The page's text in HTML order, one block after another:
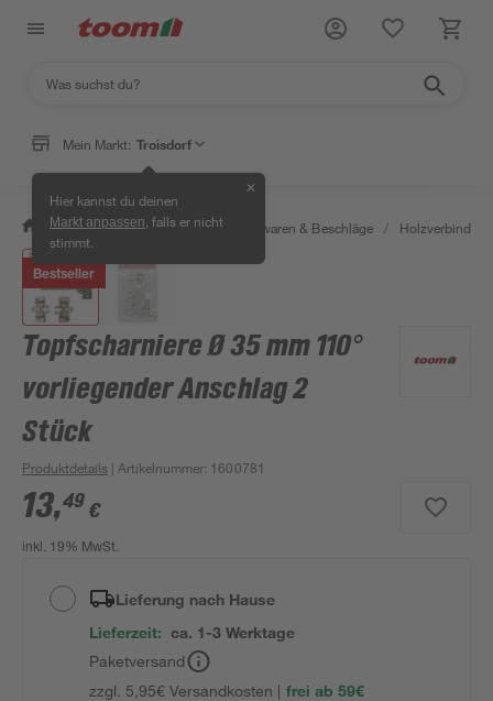
Mein Markt: Troisdorf
Hier kannst du deinen
Markt anpassen , falls er nicht
stimmt.
✕
/ Werkstatt & Maschinen / Eisenwaren & Beschläge / Holzverbinder
Bestseller
Topfscharniere Ø 35 mm 110°
vorliegender Anschlag 2
Stück
Produktdetails | Artikelnummer: 1600781
13,49 €
inkl. 19% MwSt.
Lieferung nach Hause
Lieferzeit: ca. 1-3 Werktage
Paketversand
zzgl. 5,95€ Versandkosten | frei ab 59€